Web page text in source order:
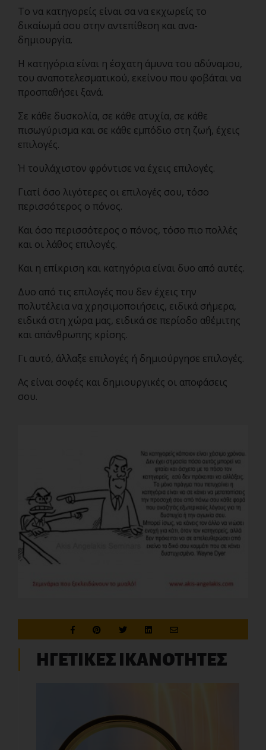
Το να κατηγορείς είναι σα να εκχωρείς το
δικαίωμά σου στην αντεπίθεση και ανα-
δημιουργία.
Η κατηγόρια είναι η έσχατη άμυνα του αδύναμου,
του αναποτελεσματικού, εκείνου που φοβάται να
προσπαθήσει ξανά.
Σε κάθε δυσκολία, σε κάθε ατυχία, σε κάθε
πισωγύρισμα και σε κάθε εμπόδιο στη ζωή, έχεις
επιλογές.
Ή τουλάχιστον φρόντισε να έχεις επιλογές.
Γιατί όσο λιγότερες οι επιλογές σου, τόσο
περισσότερος ο πόνος.
Και όσο περισσότερος ο πόνος, τόσο πιο πολλές
και οι λάθος επιλογές.
Και η επίκριση και κατηγόρια είναι δυο από αυτές.
Δυο από τις επιλογές που δεν έχεις την
πολυτέλεια να χρησιμοποιήσεις, ειδικά σήμερα,
ειδικά στη χώρα μας, ειδικά σε περίοδο αθέμιτης
και απάνθρωπης κρίσης.
Γι αυτό, άλλαξε επιλογές ή δημιούργησε επιλογές.
Ας είναι σοφές και δημιουργικές οι αποφάσεις
σου.
ΗΓΕΤΙΚΕΣ ΙΚΑΝΟΤΗΤΕΣ